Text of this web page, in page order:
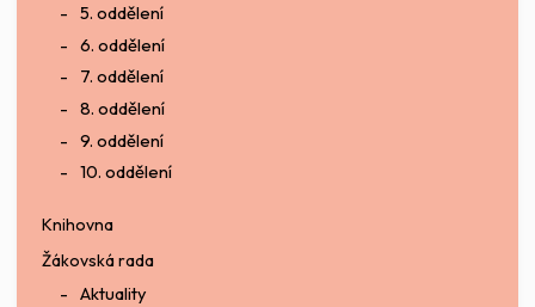
5. oddělení
6. oddělení
7. oddělení
8. oddělení
9. oddělení
10. oddělení
Knihovna
Žákovská rada
Aktuality